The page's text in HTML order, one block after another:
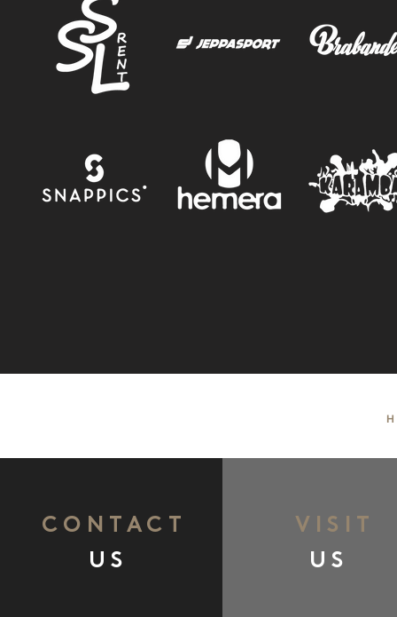
H
CONTACT
US
VISIT
US